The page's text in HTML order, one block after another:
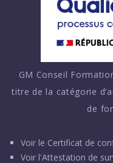
GM Conseil
titre de la catégorie
de
Voir le Certificat de
Voir l'Attestation de